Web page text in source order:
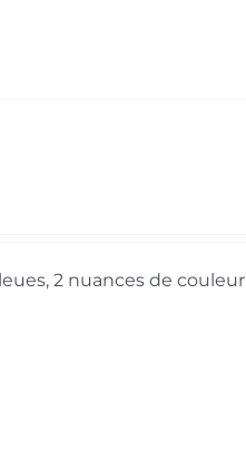
2 nuances de